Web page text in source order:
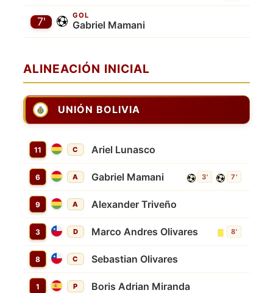
GOL
Gabriel Mamani
7'
ALINEACIÓN INICIAL
UNIÓN BOLIVIA
11 C Ariel Lunasco
6 A Gabriel Mamani 3' 7'
9 A Alexander Triveño
3 D Marco Andres Olivares 8'
8 C Sebastian Olivares
1 P Boris Adrian Miranda